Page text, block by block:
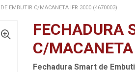
EMBUTIR C/MACANETA IFR 3000 (4670003)
FECHADURA
C/
Fechadura Smart de